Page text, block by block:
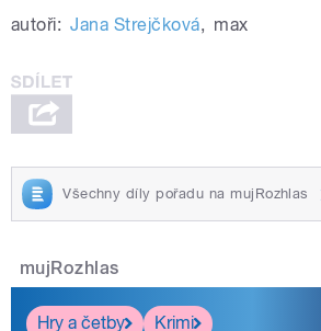
autoři: Jana Strejčková, max
Všechny díly pořadu na mujRozhlas
mujRozhlas
Hry a četby Krimi